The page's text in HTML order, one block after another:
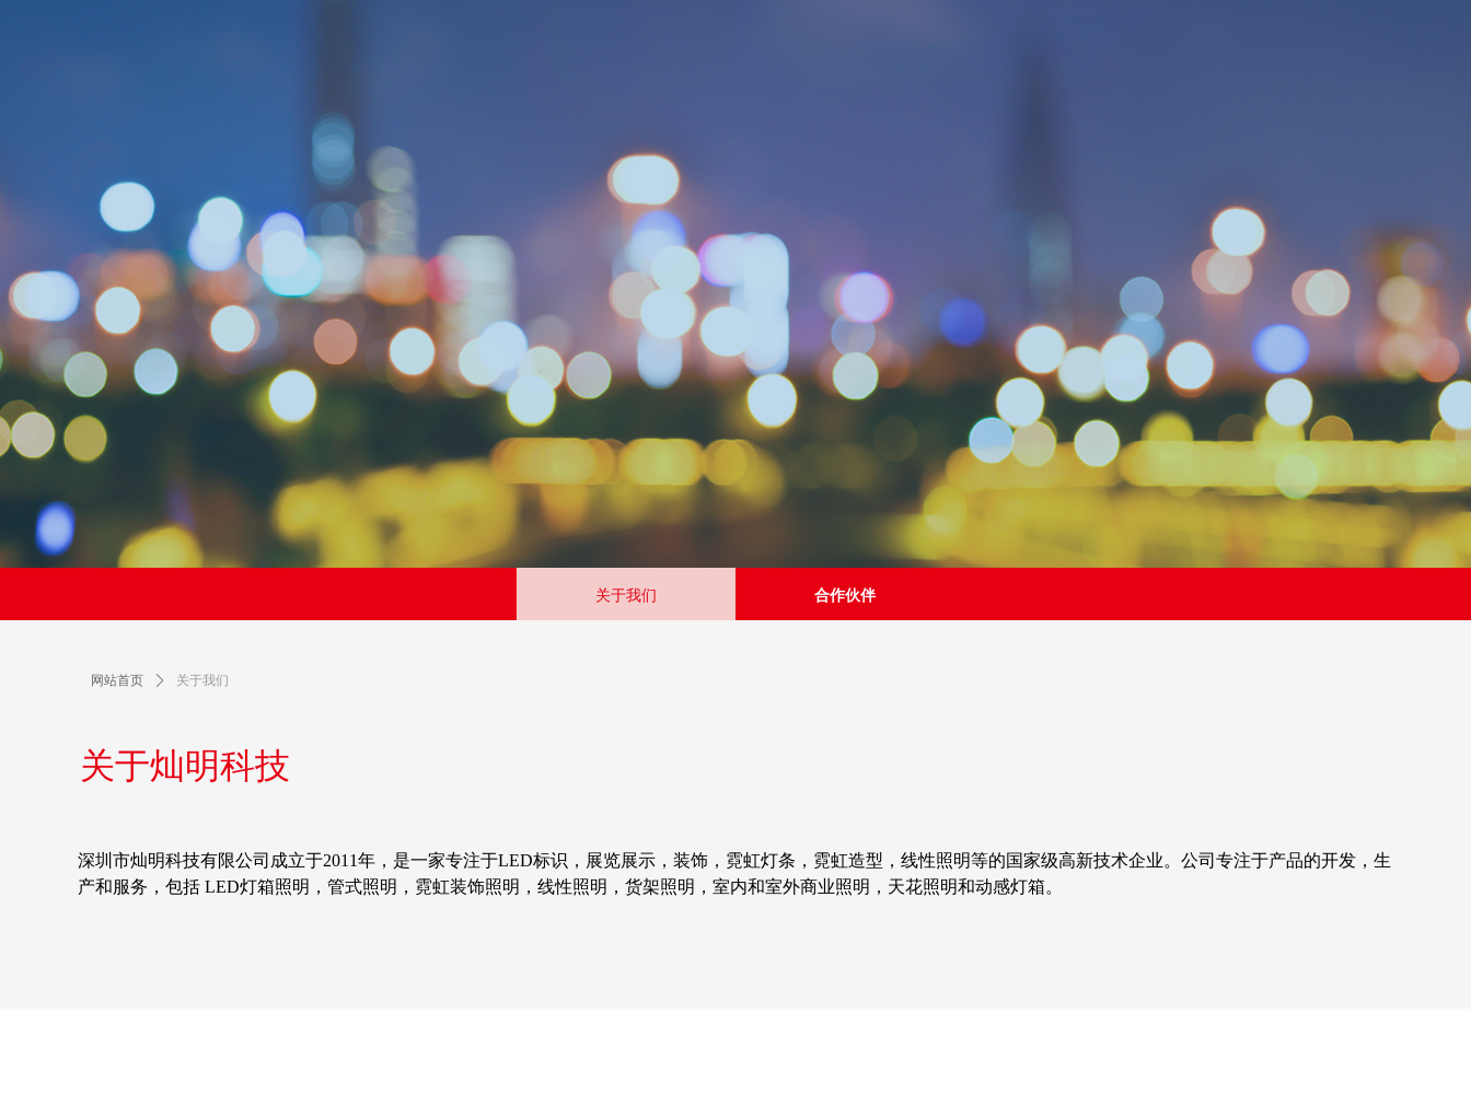
关于我们 合作伙伴
深圳市灿明科技有限公司成立于2011年，是一家专注于LED标识，展览展示，装饰，霓虹灯条，霓虹造型，线性照明等的国家级高新技术企业。公司专注于产品的开发，生
产和服务，包括 LED灯箱照明，管式照明，霓虹装饰照明，线性照明，货架照明，室内和室外商业照明，天花照明和动感灯箱。
关于灿明科技
网站首页 ꄲ 关于我们